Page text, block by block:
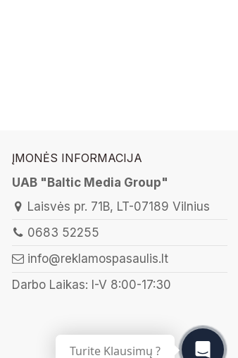
ĮMONĖS INFORMACIJA
UAB "Baltic Media Group"
Laisvės pr. 71B, LT-07189 Vilnius
0683 52255
info@reklamospasaulis.lt
Darbo Laikas: I-V 8:00-17:30
Turite Klausimų ?